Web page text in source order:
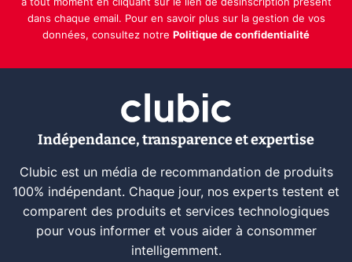
à tout moment en cliquant sur le lien de désinscription présent
dans chaque email. Pour en savoir plus sur la gestion de vos
données, consultez notre Politique de confidentialité
Indépendance, transparence et expertise
Clubic est un média de recommandation de produits
100% indépendant. Chaque jour, nos experts testent et
comparent des produits et services technologiques
pour vous informer et vous aider à consommer
intelligemment.